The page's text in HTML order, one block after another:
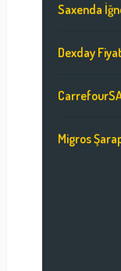
Saxenda
Dexday
Migros